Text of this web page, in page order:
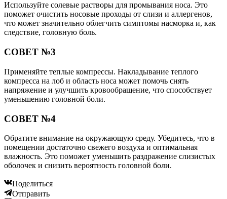
Используйте солевые растворы для промывания носа. Это
поможет очистить носовые проходы от слизи и аллергенов,
что может значительно облегчить симптомы насморка и, как
следствие, головную боль.
СОВЕТ №3
Применяйте теплые компрессы. Накладывание теплого
компресса на лоб и область носа может помочь снять
напряжение и улучшить кровообращение, что способствует
уменьшению головной боли.
СОВЕТ №4
Обратите внимание на окружающую среду. Убедитесь, что в
помещении достаточно свежего воздуха и оптимальная
влажность. Это поможет уменьшить раздражение слизистых
оболочек и снизить вероятность головной боли.
Поделиться
Отправить